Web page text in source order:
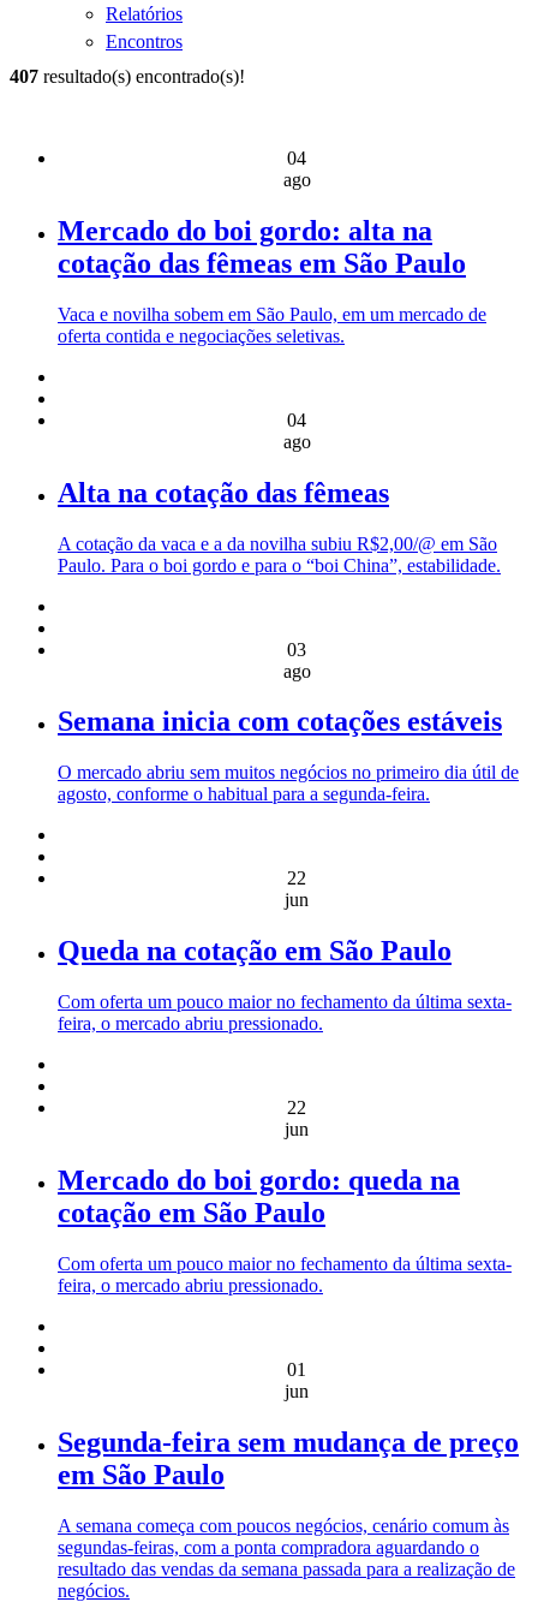
Relatórios
Encontros
407 resultado(s) encontrado(s)!
04
ago
Mercado do boi gordo: alta na
cotação das fêmeas em São Paulo
Vaca e novilha sobem em São Paulo, em um mercado de
oferta contida e negociações seletivas.
04
ago
Alta na cotação das fêmeas
A cotação da vaca e a da novilha subiu R$2,00/@ em São
Paulo. Para o boi gordo e para o “boi China”, estabilidade.
03
ago
Semana inicia com cotações estáveis
O mercado abriu sem muitos negócios no primeiro dia útil de
agosto, conforme o habitual para a segunda-feira.
22
jun
Queda na cotação em São Paulo
Com oferta um pouco maior no fechamento da última sexta-
feira, o mercado abriu pressionado.
22
jun
Mercado do boi gordo: queda na
cotação em São Paulo
Com oferta um pouco maior no fechamento da última sexta-
feira, o mercado abriu pressionado.
01
jun
Segunda-feira sem mudança de preço
em São Paulo
A semana começa com poucos negócios, cenário comum às
segundas-feiras, com a ponta compradora aguardando o
resultado das vendas da semana passada para a realização de
negócios.